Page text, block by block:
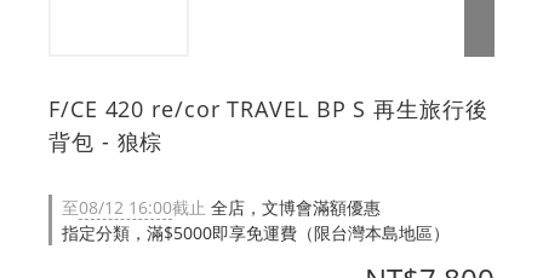
F/CE 420 re/cor TRAVEL BP S 再生旅行後
背包 - 狼棕
至08/12 16:00截止 全店，文博會滿額優惠
指定分類，滿$5000即享免運費（限台灣本島地區）